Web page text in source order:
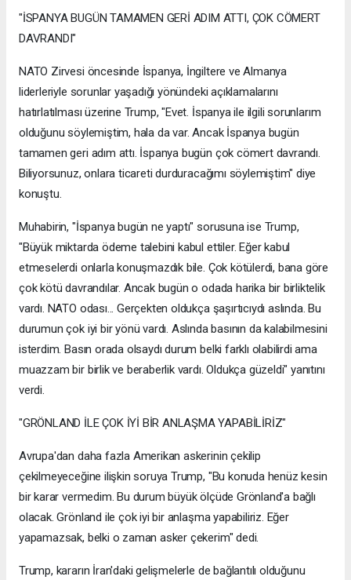
"İSPANYA BUGÜN TAMAMEN GERİ ADIM ATTI, ÇOK CÖMERT
DAVRANDI"
NATO Zirvesi öncesinde İspanya, İngiltere ve Almanya
liderleriyle sorunlar yaşadığı yönündeki açıklamalarını
hatırlatılması üzerine Trump, "Evet. İspanya ile ilgili sorunlarım
olduğunu söylemiştim, hala da var. Ancak İspanya bugün
tamamen geri adım attı. İspanya bugün çok cömert davrandı.
Biliyorsunuz, onlara ticareti durduracağımı söylemiştim" diye
konuştu.
Muhabirin, "İspanya bugün ne yaptı" sorusuna ise Trump,
"Büyük miktarda ödeme talebini kabul ettiler. Eğer kabul
etmeselerdi onlarla konuşmazdık bile. Çok kötülerdi, bana göre
çok kötü davrandılar. Ancak bugün o odada harika bir birliktelik
vardı. NATO odası... Gerçekten oldukça şaşırtıcıydı aslında. Bu
durumun çok iyi bir yönü vardı. Aslında basının da kalabilmesini
isterdim. Basın orada olsaydı durum belki farklı olabilirdi ama
muazzam bir birlik ve beraberlik vardı. Oldukça güzeldi" yanıtını
verdi.
"GRÖNLAND İLE ÇOK İYİ BİR ANLAŞMA YAPABİLİRİZ"
Avrupa'dan daha fazla Amerikan askerinin çekilip
çekilmeyeceğine ilişkin soruya Trump, "Bu konuda henüz kesin
bir karar vermedim. Bu durum büyük ölçüde Grönland'a bağlı
olacak. Grönland ile çok iyi bir anlaşma yapabiliriz. Eğer
yapamazsak, belki o zaman asker çekerim" dedi.
Trump, kararın İran'daki gelişmelerle de bağlantılı olduğunu